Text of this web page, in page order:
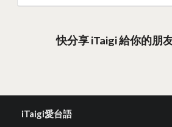
快分享 iTaigi 給你的朋
iTaigi愛台語